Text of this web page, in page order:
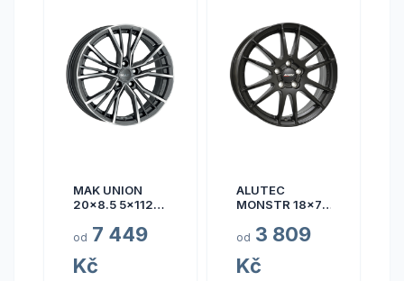
MAK UNION
20x8.5 5x112
od 7 449
Kč
ALUTEC
MONSTR 18x7.5
od 3 809
Kč